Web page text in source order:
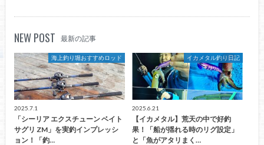
NEW POST 最新の記事
海上釣り堀おすすめロッド
2025.7.1
「シーリア エクスチューン ベイト
サグリ ZM」を実釣インプレッシ
ョン！「釣…
イカメタル釣り日記
2025.6.21
【イカメタル】荒天の中で好釣
果！「船が揺れる時のリグ設定」
と「魚がアタリまく…